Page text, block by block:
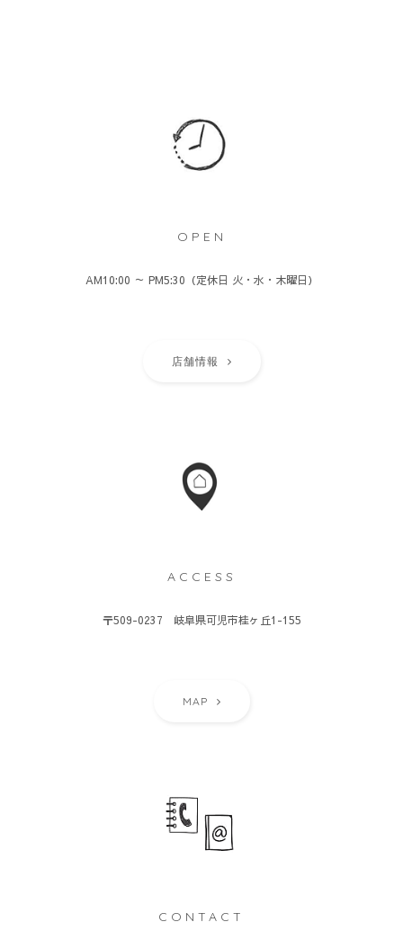
OPEN
AM10:00 ～ PM5:30（定休日 火・水・木曜日）
店舗情報
ACCESS
〒509-0237 岐阜県可児市桂ヶ丘1-155
MAP
CONTACT